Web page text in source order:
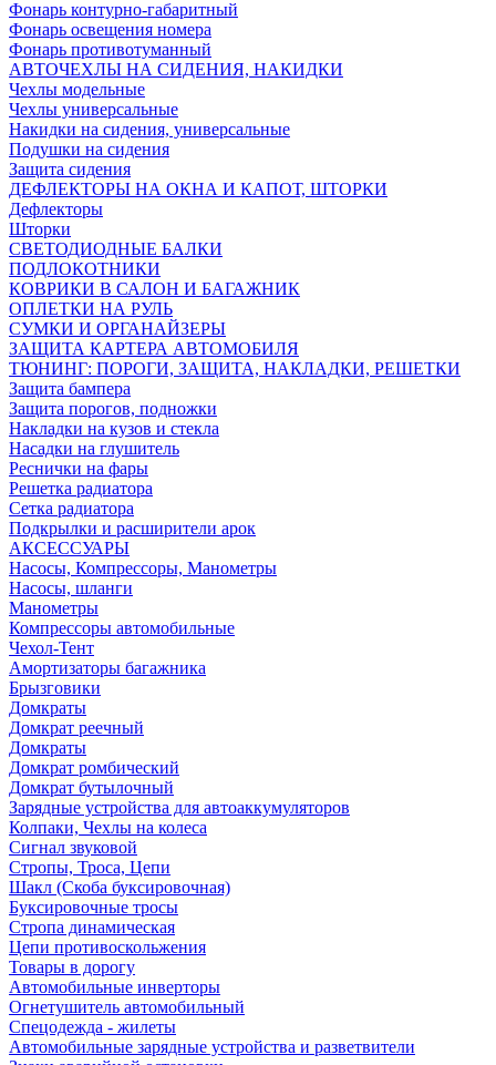
Фонарь контурно-габаритный
Фонарь освещения номера
Фонарь противотуманный
АВТОЧЕХЛЫ НА СИДЕНИЯ, НАКИДКИ
Чехлы модельные
Чехлы универсальные
Накидки на сидения, универсальные
Подушки на сидения
Защита сидения
ДЕФЛЕКТОРЫ НА ОКНА И КАПОТ, ШТОРКИ
Дефлекторы
Шторки
СВЕТОДИОДНЫЕ БАЛКИ
ПОДЛОКОТНИКИ
КОВРИКИ В САЛОН И БАГАЖНИК
ОПЛЕТКИ НА РУЛЬ
СУМКИ И ОРГАНАЙЗЕРЫ
ЗАЩИТА КАРТЕРА АВТОМОБИЛЯ
ТЮНИНГ: ПОРОГИ, ЗАЩИТА, НАКЛАДКИ, РЕШЕТКИ
Защита бампера
Защита порогов, подножки
Накладки на кузов и стекла
Насадки на глушитель
Реснички на фары
Решетка радиатора
Сетка радиатора
Подкрылки и расширители арок
АКСЕССУАРЫ
Насосы, Компрессоры, Манометры
Насосы, шланги
Манометры
Компрессоры автомобильные
Чехол-Тент
Амортизаторы багажника
Брызговики
Домкраты
Домкрат реечный
Домкраты
Домкрат ромбический
Домкрат бутылочный
Зарядные устройства для автоаккумуляторов
Колпаки, Чехлы на колеса
Сигнал звуковой
Стропы, Троса, Цепи
Шакл (Скоба буксировочная)
Буксировочные тросы
Стропа динамическая
Цепи противоскольжения
Товары в дорогу
Автомобильные инверторы
Огнетушитель автомобильный
Спецодежда - жилеты
Автомобильные зарядные устройства и разветвители